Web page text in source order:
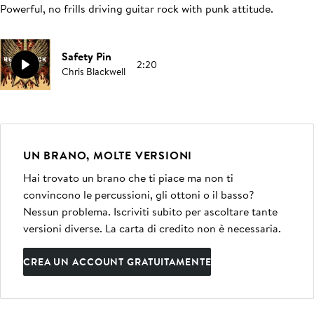
Powerful, no frills driving guitar rock with punk attitude.
Safety Pin
Chris Blackwell 2:20
UN BRANO, MOLTE VERSIONI
Hai trovato un brano che ti piace ma non ti
convincono le percussioni, gli ottoni o il basso?
Nessun problema. Iscriviti subito per ascoltare tante
versioni diverse. La carta di credito non è necessaria.
CREA UN ACCOUNT GRATUITAMENTE